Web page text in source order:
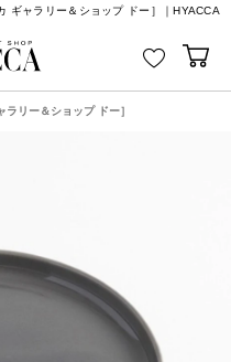
ギャラリー＆ショップ ドー］｜HYACCA
リー＆ショップ ドー］